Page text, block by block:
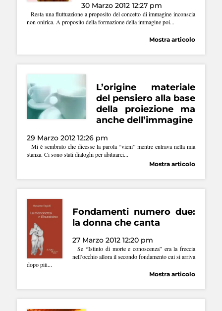
30 Marzo 2012 12:27 pm
Resta una fluttuazione a proposito del concetto di immagine inconscia
non onirica. A proposito della formazione della immagine poi...
Mostra articolo
L’origine materiale
del pensiero alla base
della proiezione ma
anche dell’immagine
29 Marzo 2012 12:26 pm
Mi è sembrato che dicesse la parola “vieni” mentre entrava nella mia
stanza. Ci sono stati dialoghi per abituarci...
Mostra articolo
Fondamenti numero due:
la donna che canta
27 Marzo 2012 12:20 pm
Se “Istinto di morte e conoscenza” era la freccia
nell’occhio allora il secondo fondamento cui si arriva
dopo più...
Mostra articolo